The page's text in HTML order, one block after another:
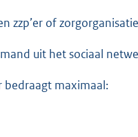
zzp’er of
uit het sociaal
bedraagt maximaal: